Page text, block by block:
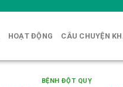
HOẠT ĐỘNG CÂU CHUYỆN
BỆNH ĐỘT QUỴ